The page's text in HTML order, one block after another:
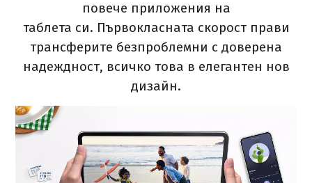
повече приложения на
таблета си. Първокласната скорост прави
трансферите безпроблемни с доверена
надеждност, всичко това в елегантен нов
дизайн.